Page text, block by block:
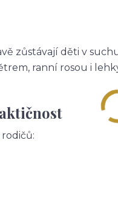
zůstávají děti v
ranní rosou i